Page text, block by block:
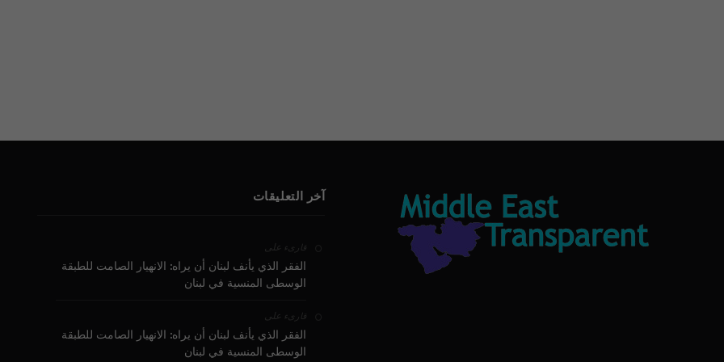
آخر التعليقات
قارىء على
الفقر الذي يأنف لبنان أن يراه: الانهيار الصامت للطبقة
الوسطى المنسية في لبنان
قارىء على
الفقر الذي يأنف لبنان أن يراه: الانهيار الصامت للطبقة
الوسطى المنسية في لبنان